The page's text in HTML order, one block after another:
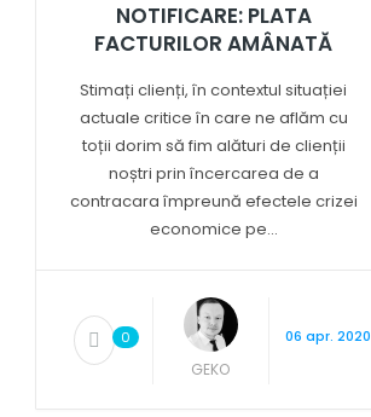
NOTIFICARE: PLATA
FACTURILOR AMÂNATĂ
Stimați clienți, în contextul situației
actuale critice în care ne aflăm cu
toții dorim să fim alături de clienții
noștri prin încercarea de a
contracara împreună efectele crizei
economice pe...
0
GEKO
06 apr. 2020